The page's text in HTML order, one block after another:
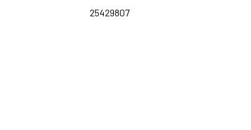
25429807